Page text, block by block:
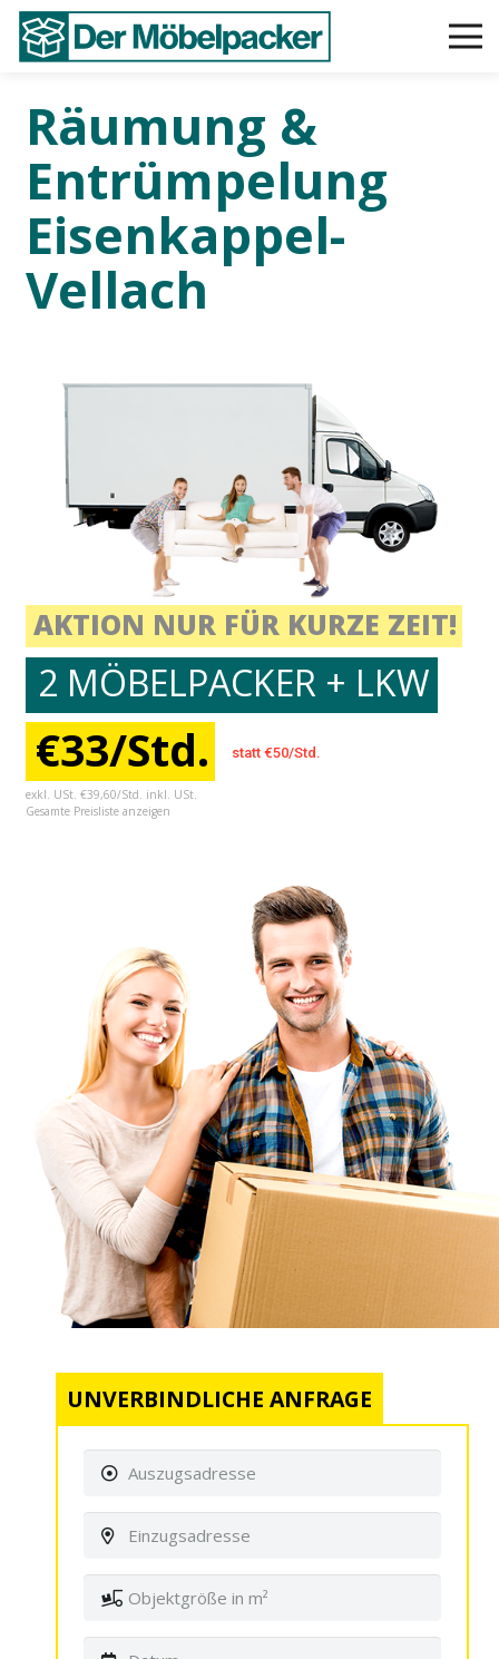
Räumung &
Entrümpelung
Eisenkappel-
Vellach
2 MÖBELPACKER + LKW
statt €50/Std.
€33/Std.
AKTION NUR FÜR KURZE ZEIT!
exkl. USt. €39,60/Std. inkl. USt.
Gesamte Preisliste anzeigen
UNVERBINDLICHE ANFRAGE